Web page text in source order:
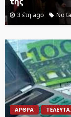
3 έτη ago No
ΆΡΘΡΑ